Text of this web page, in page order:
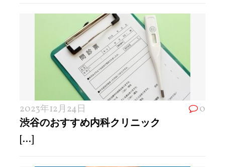
2023年12月24日 0
渋谷のおすすめ内科クリニック
[...]